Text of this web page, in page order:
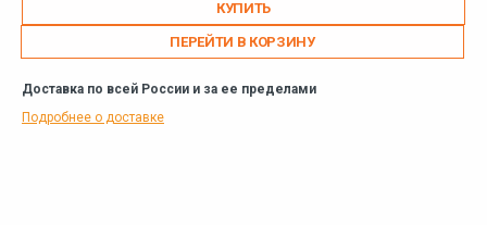
ПЕРЕЙТИ В КОРЗИНУ
Доставка по всей России и за ее пределами
Подробнее о доставке